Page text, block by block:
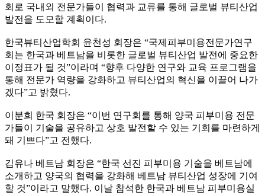
회로 국내외 전문가들이 협력과 교류를 통해 글로벌 뷰티산업
발전을 도모할 계획이다.
한국뷰티산업학회 윤천성 회장은 “국제피부미용전문가연구
회는 한국과 베트남을 비롯한 글로벌 뷰티산업 발전에 중요한
이정표가 될 것”이라며 “향후 다양한 연구와 교육 프로그램을
통해 전문가 역량을 강화하고 뷰티산업의 혁신을 이끌어 나가
겠다”고 밝혔다.
이분희 한국 회장은 “이번 연구회를 통해 양국 피부미용 전문
가들이 기술을 공유하고 상호 발전할 수 있는 기회를 마련하게
돼 기쁘다”고 전했다.
김유나 베트남 회장은 “한국 선진 피부미용 기술을 베트남에
소개하고 양국의 협력을 강화해 베트남 뷰티산업 성장에 기여
할 것”이라고 말했다. 이날 참석한 한국과 베트남 피부미용실